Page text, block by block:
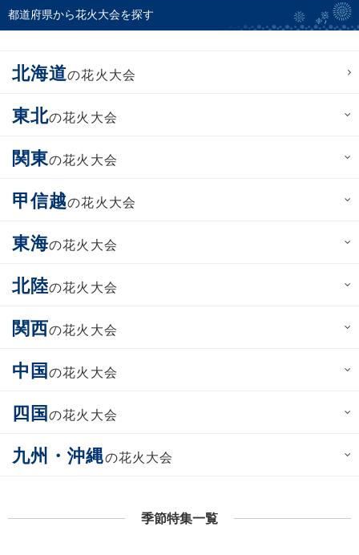
都道府県から花火大会を探す
北海道の花火大会
東北の花火大会
関東の花火大会
甲信越の花火大会
東海の花火大会
北陸の花火大会
関西の花火大会
中国の花火大会
四国の花火大会
九州・沖縄の花火大会
季節特集一覧